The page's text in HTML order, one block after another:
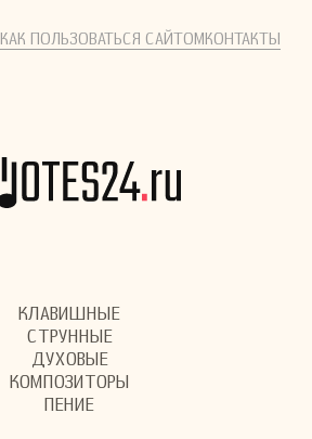
КАК ПОЛЬЗОВАТЬСЯ САЙТОМКОНТАКТЫ
КЛАВИШНЫЕ
СТРУННЫЕ
ДУХОВЫЕ
КОМПОЗИТОРЫ
ПЕНИЕ